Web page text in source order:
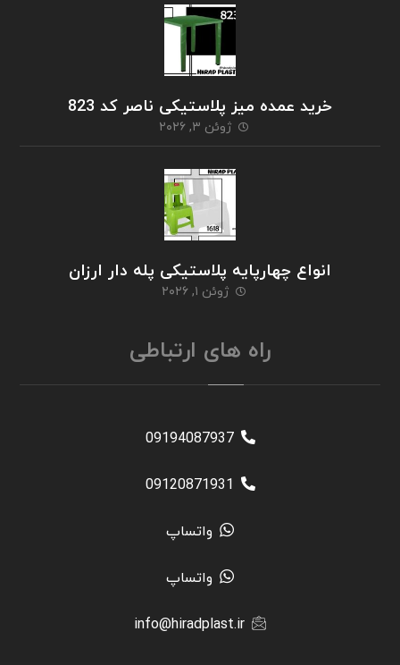
خرید عمده میز پلاستیکی ناصر کد 823
ژوئن ۳, ۲۰۲۶
انواع چهارپایه پلاستیکی پله دار ارزان
ژوئن ۱, ۲۰۲۶
راه های ارتباطی
09194087937
09120871931
واتساپ
واتساپ
info@hiradplast.ir